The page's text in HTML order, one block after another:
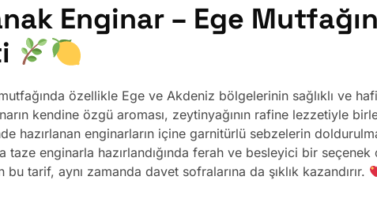
Enginar – Ege
özellikle Ege ve Akdeniz bölgelerinin sağlıklı ve
kendine özgü aroması, zeytinyağının rafine lezzetiyle
hazırlanan enginarların içine garnitürlü sebzelerin
taze enginarla hazırlandığında ferah ve besleyici bir seçenek
tarif, aynı zamanda davet sofralarına da şıklık kazandırır.